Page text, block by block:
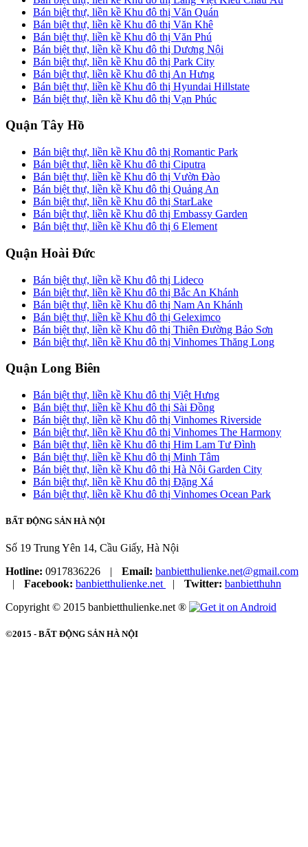
Bán biệt thự, liền kề Khu đô thị Văn Quán
Bán biệt thự, liền kề Khu đô thị Văn Khê
Bán biệt thự, liền kề Khu đô thị Văn Phú
Bán biệt thự, liền kề Khu đô thị Dương Nội
Bán biệt thự, liền kề Khu đô thị Park City
Bán biệt thự, liền kề Khu đô thị An Hưng
Bán biệt thự, liền kề Khu đô thị Hyundai Hillstate
Bán biệt thự, liền kề Khu đô thị Vạn Phúc
Quận Tây Hồ
Bán biệt thự, liền kề Khu đô thị Romantic Park
Bán biệt thự, liền kề Khu đô thị Ciputra
Bán biệt thự, liền kề Khu đô thị Vườn Đào
Bán biệt thự, liền kề Khu đô thị Quảng An
Bán biệt thự, liền kề Khu đô thị StarLake
Bán biệt thự, liền kề Khu đô thị Embassy Garden
Bán biệt thự, liền kề Khu đô thị 6 Element
Quận Hoài Đức
Bán biệt thự, liền kề Khu đô thị Lideco
Bán biệt thự, liền kề Khu đô thị Bắc An Khánh
Bán biệt thự, liền kề Khu đô thị Nam An Khánh
Bán biệt thự, liền kề Khu đô thị Geleximco
Bán biệt thự, liền kề Khu đô thị Thiên Đường Bảo Sơn
Bán biệt thự, liền kề Khu đô thị Vinhomes Thăng Long
Quận Long Biên
Bán biệt thự, liền kề Khu đô thị Việt Hưng
Bán biệt thự, liền kề Khu đô thị Sài Đồng
Bán biệt thự, liền kề Khu đô thị Vinhomes Riverside
Bán biệt thự, liền kề Khu đô thị Vinhomes The Harmony
Bán biệt thự, liền kề Khu đô thị Him Lam Tư Đình
Bán biệt thự, liền kề Khu đô thị Minh Tâm
Bán biệt thự, liền kề Khu đô thị Hà Nội Garden City
Bán biệt thự, liền kề Khu đô thị Đặng Xá
Bán biệt thự, liền kề Khu đô thị Vinhomes Ocean Park
BẤT ĐỘNG SẢN HÀ NỘI
Số 19 Trung Yên 14, Cầu Giấy, Hà Nội
Hotline: 0917836226 | Email: banbietthulienke.net@gmail.com
|
Facebook: banbietthulienke.net | Twitter: banbietthuhn
Copyright © 2015 banbietthulienke.net ®
©2015 - BẤT ĐỘNG SẢN HÀ NỘI